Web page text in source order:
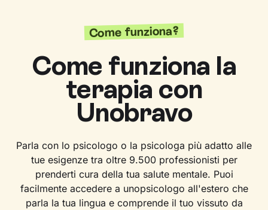
Come funziona?
Come funziona la
terapia con
Unobravo
Parla con lo psicologo o la psicologa più adatto alle
tue esigenze tra oltre 9.500 professionisti per
prenderti cura della tua salute mentale. Puoi
facilmente accedere a unopsicologo all'estero che
parla la tua lingua e comprende il tuo vissuto da